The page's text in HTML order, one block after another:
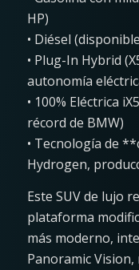
HP)
• Diésel
• Plug-In Hybrid
autonomía
• 100% Eléctrica
récord de BMW)
• Tecnología de
Hydrogen,
Este SUV de lujo
plataforma
más moderno,
Panoramic Vision,